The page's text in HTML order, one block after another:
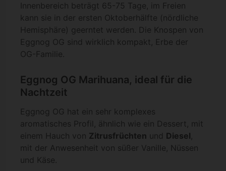
Innenbereich beträgt 65-75 Tage, im Freien
kann sie in der ersten Oktoberhälfte (nördliche
Hemisphäre) geerntet werden. Die Knospen von
Eggnog OG sind wirklich kompakt, Erbe der
OG-Familie.
Eggnog OG Marihuana, ideal für die
Nachtzeit
Eggnog OG hat ein sehr komplexes
aromatisches Profil, ähnlich wie ein Dessert, mit
einem Hauch von Zitrusfrüchten und Diesel,
mit der Anwesenheit von süßer Vanille, Nüssen
und Käse.